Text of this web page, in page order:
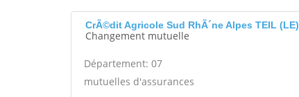
CrÃ©dit Agricole Sud RhÃ´ne Alpes TEIL (LE)
Changement mutuelle
Département: 07
mutuelles d'assurances